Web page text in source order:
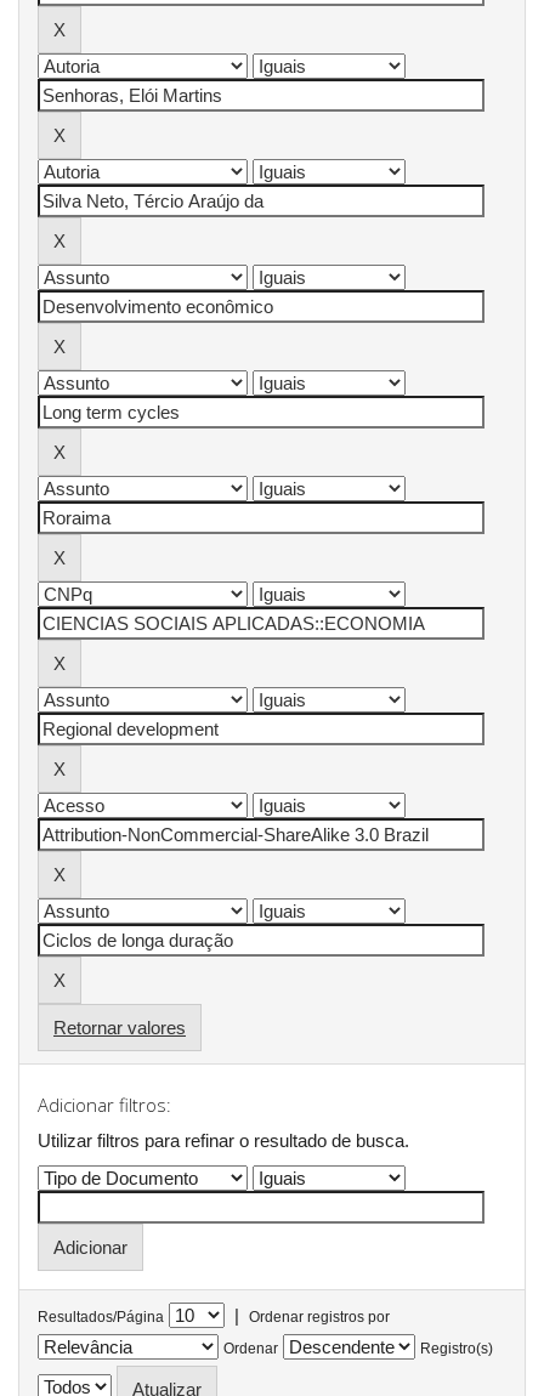
Retornar valores
Adicionar filtros:
Utilizar filtros para refinar o resultado de busca.
Resultados/Página |
Ordenar registros por
Ordenar
Registro(s)